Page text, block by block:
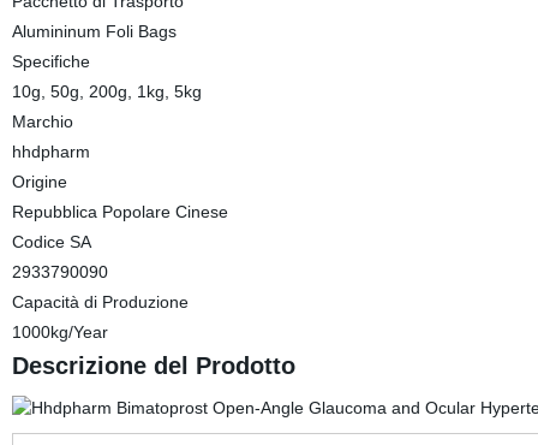
Alumininum Foli Bags
Specifiche
10g, 50g, 200g, 1kg, 5kg
Marchio
hhdpharm
Origine
Repubblica Popolare Cinese
Codice SA
2933790090
Capacità di Produzione
1000kg/Year
Descrizione del Prodotto